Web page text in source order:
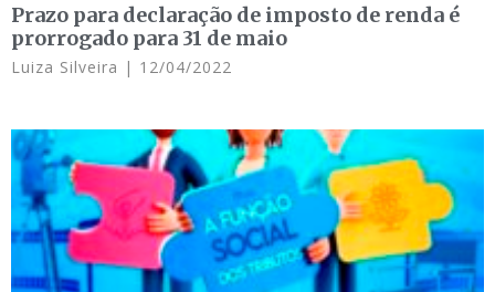
Prazo para declaração de imposto de renda é
prorrogado para 31 de maio
Luiza Silveira 12/04/2022